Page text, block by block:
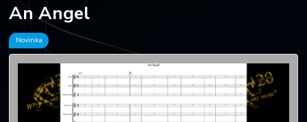
An Angel
Novinka